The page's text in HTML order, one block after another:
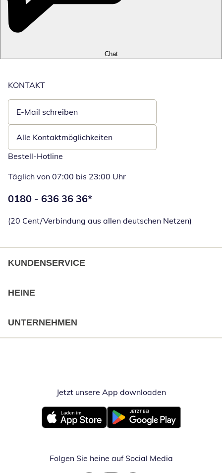
Chat
KONTAKT
E-Mail schreiben
Öffnet E-Mail-Client
Alle Kontaktmöglichkeiten
Bestell-Hotline
Täglich von 07:00 bis 23:00 Uhr
Telefonnummer:
0180 - 636 36 36*
(20 Cent/Verbindung aus allen deutschen Netzen)
KUNDENSERVICE
HEINE
UNTERNEHMEN
Jetzt unsere App downloadenÖffnet in
Öffnet in neuem FensterÖffnet in neuem Fenster
Folgen Sie heine auf Social Media